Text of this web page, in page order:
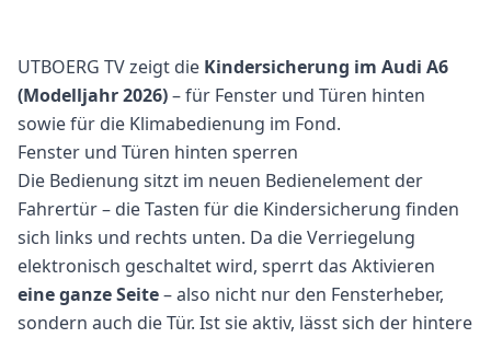
UTBOERG TV zeigt die Kindersicherung im Audi A6
(Modelljahr 2026)– für Fenster und Türen hinten
sowie für die Klimabedienung im Fond.
Fenster und Türen hinten sperren
Die Bedienung sitzt im neuen Bedienelement der
Fahrertür – die Tasten für die Kindersicherung finden
sich links und rechts unten. Da die Verriegelung
elektronisch geschaltet wird, sperrt das Aktivieren
eine ganze Seite– also nicht nur den Fensterheber,
sondern auch die Tür. Ist sie aktiv, lässt sich der hintere